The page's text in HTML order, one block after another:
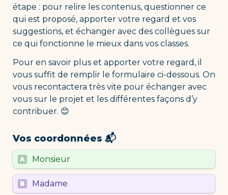
étape : pour relire les contenus, questionner ce
qui est proposé, apporter votre regard et vos
suggestions, et échanger avec des collègues sur
ce qui fonctionne le mieux dans vos classes.
Pour en savoir plus et apporter votre regard, il
vous suffit de remplir le formulaire ci-dessous. On
vous recontactera très vite pour échanger avec
vous sur le projet et les différentes façons d’y
contribuer. 😊
Vos coordonnées 📬
Untitled multiple choice field
A
Monsieur
Untitled multiple choice field
B Madame